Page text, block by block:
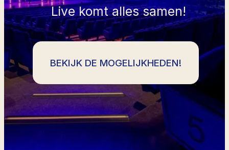
Live komt alles samen!
BEKIJK DE MOGELIJKHEDEN!